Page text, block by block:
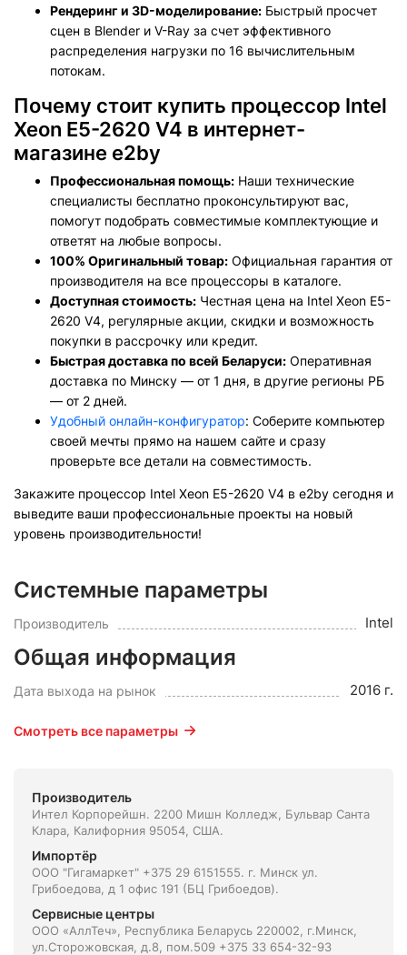
Рендеринг и 3D-моделирование: Быстрый просчет
сцен в Blender и V-Ray за счет эффективного
распределения нагрузки по 16 вычислительным
потокам.
Почему стоит купить процессор Intel
Xeon E5-2620 V4 в интернет-
магазине e2by
Профессиональная помощь: Наши технические
специалисты бесплатно проконсультируют вас,
помогут подобрать совместимые комплектующие и
ответят на любые вопросы.
100% Оригинальный товар: Официальная гарантия от
производителя на все процессоры в каталоге.
Доступная стоимость: Честная цена на Intel Xeon E5-
2620 V4, регулярные акции, скидки и возможность
покупки в рассрочку или кредит.
Быстрая доставка по всей Беларуси: Оперативная
доставка по Минску — от 1 дня, в другие регионы РБ
— от 2 дней.
Удобный онлайн-конфигуратор: Соберите компьютер
своей мечты прямо на нашем сайте и сразу
проверьте все детали на совместимость.
Закажите процессор Intel Xeon E5-2620 V4 в e2by сегодня и
выведите ваши профессиональные проекты на новый
уровень производительности!
Системные параметры
Производитель Intel
Общая информация
Дата выхода на рынок 2016 г.
Смотреть все параметры
Производитель
Интел Корпорейшн. 2200 Мишн Колледж, Бульвар Санта
Клара, Калифорния 95054, США.
Импортёр
ООО "Гигамаркет" +375 29 6151555. г. Минск ул.
Грибоедова, д 1 офис 191 (БЦ Грибоедов).
Сервисные центры
ООО «АллТеч», Республика Беларусь 220002, г.Минск,
ул.Сторожовская, д.8, пом.509 +375 33 654-32-93